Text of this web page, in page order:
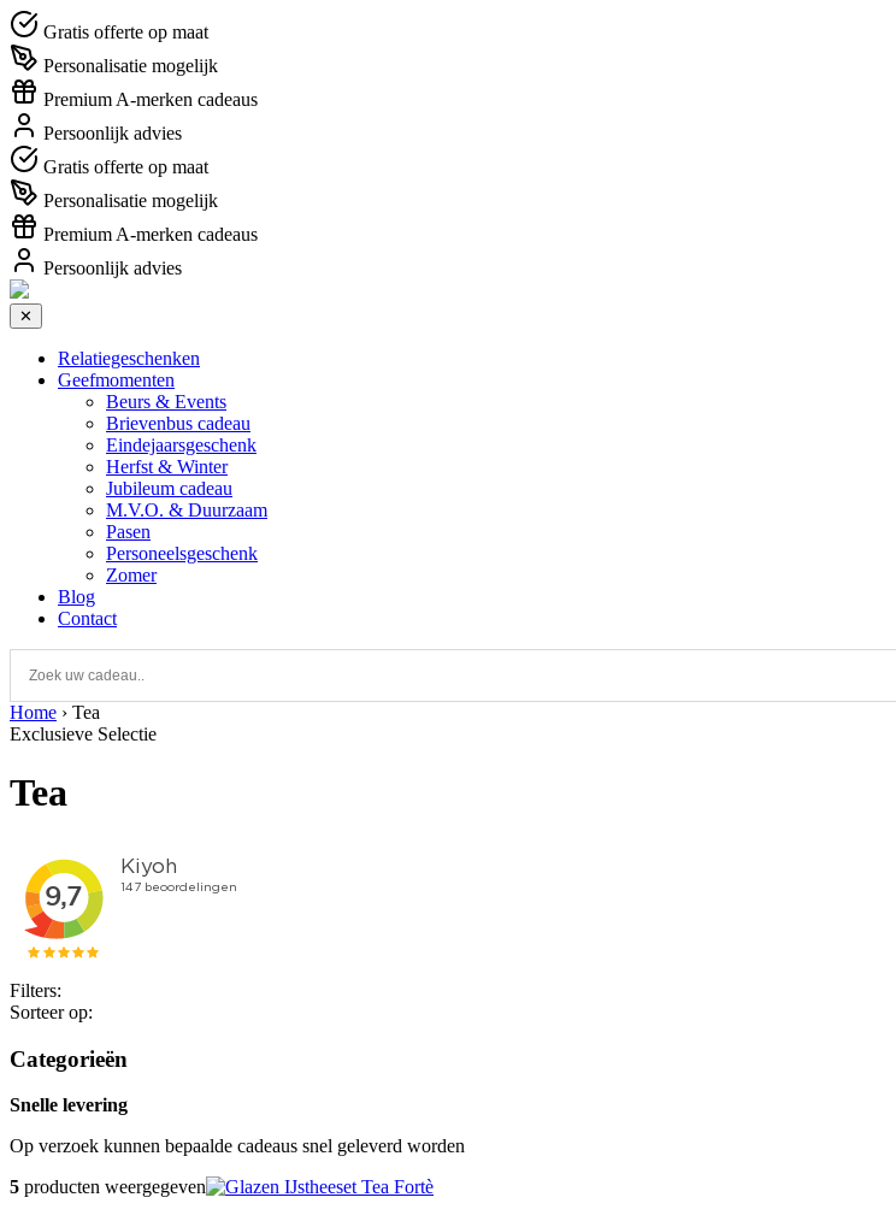
Gratis offerte op maat
Personalisatie mogelijk
Premium A-merken cadeaus
Persoonlijk advies
Gratis offerte op maat
Personalisatie mogelijk
Premium A-merken cadeaus
Persoonlijk advies
✕
Relatiegeschenken
Geefmomenten
Beurs & Events
Brievenbus cadeau
Eindejaarsgeschenk
Herfst & Winter
Jubileum cadeau
M.V.O. & Duurzaam
Pasen
Personeelsgeschenk
Zomer
Blog
Contact
Home › Tea
Exclusieve Selectie
Tea
Filters:
Sorteer op:
Categorieën
Snelle levering
Op verzoek kunnen bepaalde cadeaus snel geleverd worden
5 producten weergegeven Tea Fortè